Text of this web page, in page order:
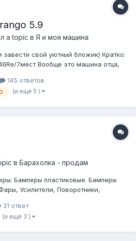
5.9
a topic в Я и моя машина
свой уютный бложик) Кратко:
7мест Вообще это машина отца,
что то совсем иное чем АА А
- по большому счету все треб...
145 ответов
(и ещё 5 )
в Барахолка - продам
Бамперы пластиковые. Бамперы
Усилители, Поворотники,
Установочные панели,
Молдинги, Юбки, Решетки
31 ответ
(и ещё 3 )